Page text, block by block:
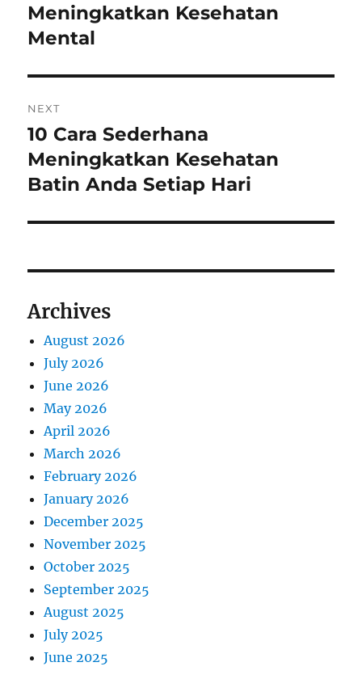
post:
Meningkatkan Kesehatan
Mental
NEXT
Next
post:
10 Cara Sederhana
Meningkatkan Kesehatan
Batin Anda Setiap Hari
Archives
August 2026
July 2026
June 2026
May 2026
April 2026
March 2026
February 2026
January 2026
December 2025
November 2025
October 2025
September 2025
August 2025
July 2025
June 2025